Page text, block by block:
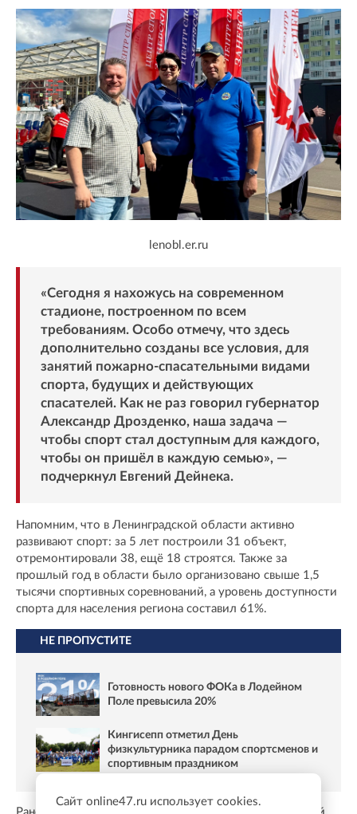
lenobl.er.ru
«Сегодня я нахожусь на современном
стадионе, построенном по всем
требованиям. Особо отмечу, что здесь
дополнительно созданы все условия, для
занятий пожарно-спасательными видами
спорта, будущих и действующих
спасателей. Как не раз говорил губернатор
Александр Дрозденко, наша задача —
чтобы спорт стал доступным для каждого,
чтобы он пришёл в каждую семью», —
подчеркнул Евгений Дейнека.
Напомним, что в Ленинградской области активно
развивают спорт: за 5 лет построили 31 объект,
отремонтировали 38, ещё 18 строятся. Также за
прошлый год в области было организовано свыше 1,5
тысячи спортивных соревнований, а уровень доступности
спорта для населения региона составил 61%.
НЕ ПРОПУСТИТЕ
Готовность нового ФОКа в Лодейном
Поле превысила 20%
Кингисепп отметил День
физкультурника парадом спортсменов и
спортивным праздником
Сайт online47.ru использует cookies.